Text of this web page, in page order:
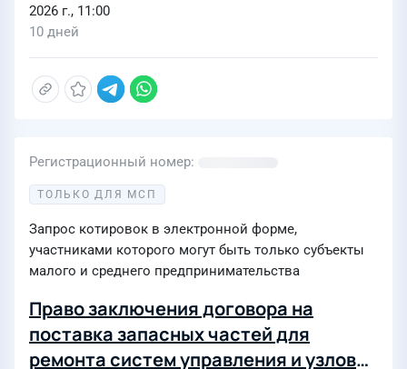
2026 г., 11:00
10 дней
Регистрационный номер
ТОЛЬКО ДЛЯ МСП
Запрос котировок в электронной форме,
участниками которого могут быть только субъекты
малого и среднего предпринимательства
Право заключения договора на
поставка запасных частей для
ремонта систем управления и узлов